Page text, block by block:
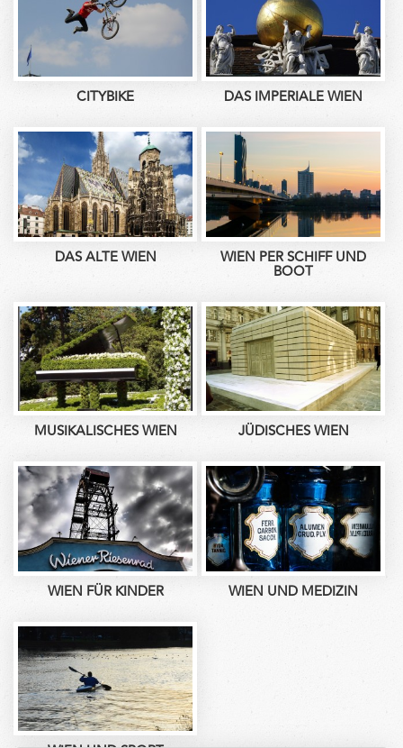
CITYBIKE DAS IMPERIALE WIEN
DAS ALTE WIEN WIEN PER SCHIFF UND
BOOT
MUSIKALISCHES WIEN JÜDISCHES WIEN
WIEN FÜR KINDER WIEN UND MEDIZIN